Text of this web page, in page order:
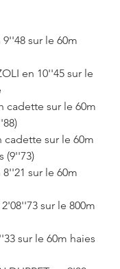
9''48 sur le 60m
en 10''45 sur le
cadette sur le 60m
cadette sur le 60m
(9''73)
sur le 60m
sur le 800m
sur le 60m haies